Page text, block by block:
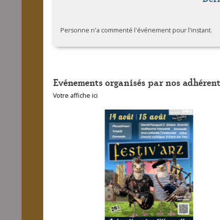
Personne n'a commenté l'événement pour l'instant.
Evénements organisés par nos
Votre affiche ici